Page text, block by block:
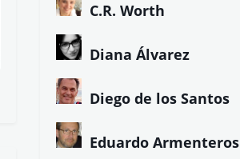
C.R. Worth
Diana Álvarez
Diego de los Santos
Eduardo Armenteros